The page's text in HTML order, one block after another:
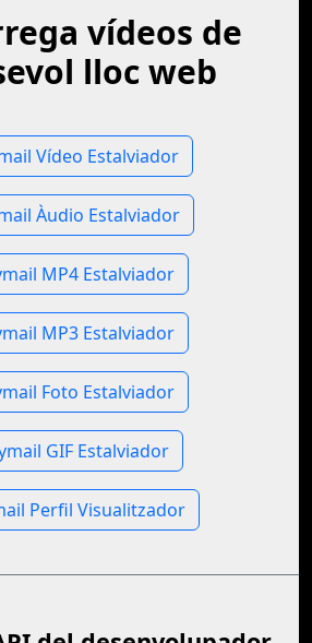
vídeos de
lloc web
Vídeo Estalviador
Àudio Estalviador
MP4 Estalviador
MP3 Estalviador
Foto Estalviador
GIF Estalviador
Perfil Visualitzador